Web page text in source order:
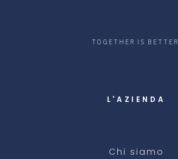
TOGETHER IS BETTER.
L'AZIENDA
Chi siamo